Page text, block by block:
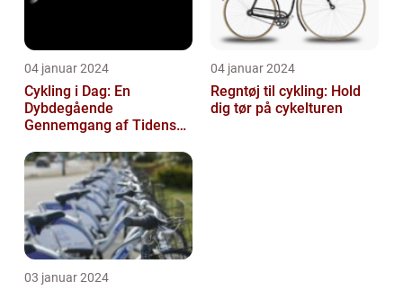
04 januar 2024
Cykling i Dag: En
Dybdegående
Gennemgang af Tidens
04 januar 2024
Regntøj til cykling: Hold
dig tør på cykelturen
03 januar 2024